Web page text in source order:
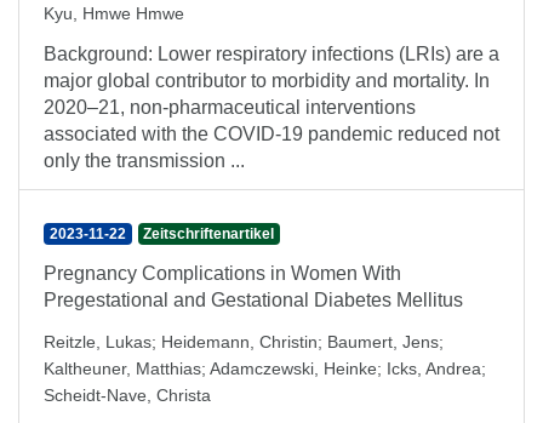
Kyu, Hmwe Hmwe
Background: Lower respiratory infections (LRIs) are a
major global contributor to morbidity and mortality. In
2020–21, non-pharmaceutical interventions
associated with the COVID-19 pandemic reduced not
only the transmission ...
2023-11-22 Zeitschriftenartikel
Pregnancy Complications in Women With
Pregestational and Gestational Diabetes Mellitus
Reitzle, Lukas; Heidemann, Christin; Baumert, Jens;
Kaltheuner, Matthias; Adamczewski, Heinke; Icks, Andrea;
Scheidt-Nave, Christa